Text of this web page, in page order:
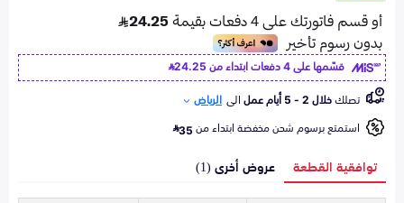
قسّمها على 4 دفعات ابتداء من
24.25
تصلكخلال 2 - 5 أيام عمل الى الرياض
استمتع برسوم شحن مخفضة ابتداء من35
توافقية القطعة عروض أخرى (1)